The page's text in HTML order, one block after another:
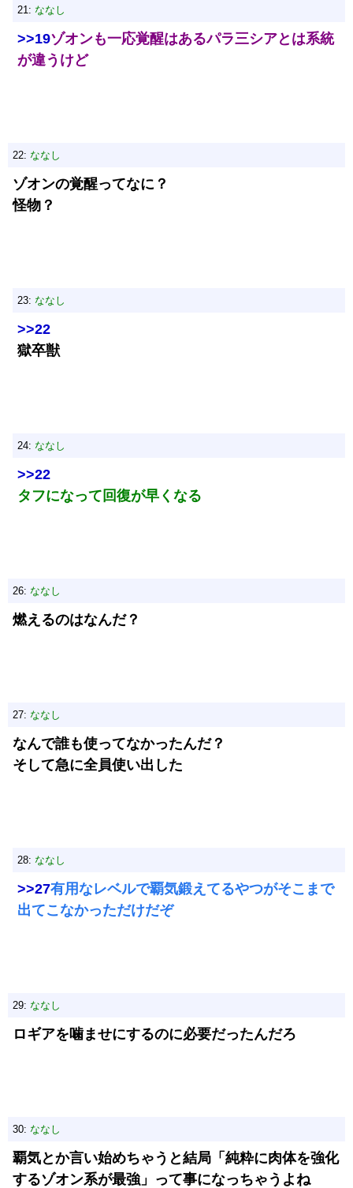
21: ななし
>>19ゾオンも一応覚醒はあるパラ三シアとは系統
が違うけど
22: ななし
ゾオンの覚醒ってなに？
怪物？
23: ななし
>>22
獄卒獣
24: ななし
>>22
タフになって回復が早くなる
26: ななし
燃えるのはなんだ？
27: ななし
なんで誰も使ってなかったんだ？
そして急に全員使い出した
28: ななし
>>27有用なレベルで覇気鍛えてるやつがそこまで
出てこなかっただけだぞ
29: ななし
ロギアを噛ませにするのに必要だったんだろ
30: ななし
覇気とか言い始めちゃうと結局「純粋に肉体を強化
するゾオン系が最強」って事になっちゃうよね